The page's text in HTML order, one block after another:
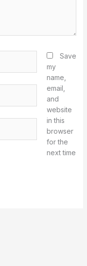
Save
my
name,
email,
and
website
in this
browser
for the
next time